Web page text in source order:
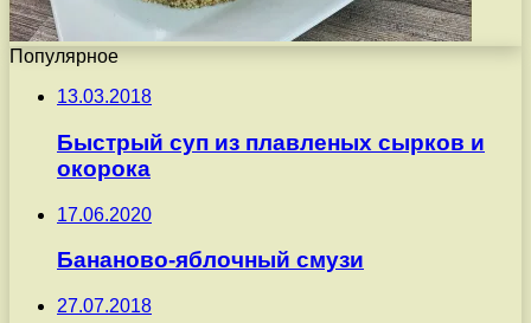
Популярное
13.03.2018
Быстрый суп из плавленых сырков и
окорока
17.06.2020
Бананово-яблочный смузи
27.07.2018